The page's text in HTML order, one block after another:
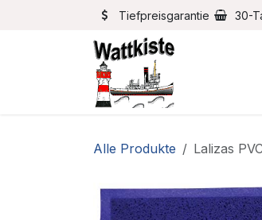
Zum Inhalt springenTiefpreisgarantie 30-
Alle Produkte Lalizas